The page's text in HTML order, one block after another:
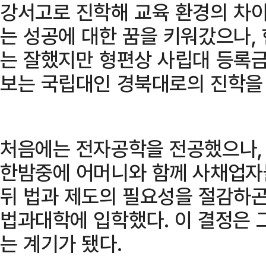
강서고로 진학해 교육 환경의 차
는 성공에 대한 꿈을 키워갔으나
는 잘했지만 형편상 사립대 등록
보는 국립대인 경북대로의 진학
처음에는 전자공학을 전공했으
한밤중에 어머니와 함께 사채업
뒤 법과 제도의 필요성을 절감하
법과대학에 입학했다. 이 결정은
는 계기가 됐다.